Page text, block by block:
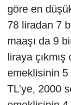
göre en
78 liradan 7
maaşı da 9
liraya
emeklisinin 5
TL’ye, 2000